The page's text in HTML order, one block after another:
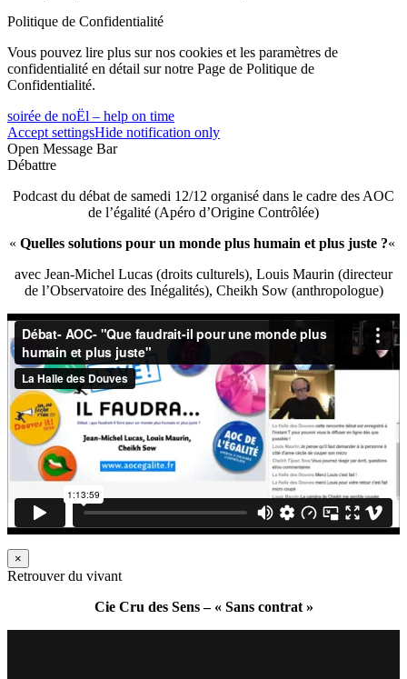
Politique de Confidentialité
Vous pouvez lire plus sur nos cookies et les paramètres de
confidentialité en détail sur notre Page de Politique de
Confidentialité.
soirée de noËl – help on time
Accept settingsHide notification only
Open Message Bar
Débattre
Podcast du débat de samedi 12/12 organisé dans le cadre des AOC
de l’égalité (Apéro d’Origine Contrôlée)
« Quelles solutions pour un monde plus humain et plus juste ?«
avec Jean-Michel Lucas (droits culturels), Louis Maurin (directeur
de l’Observatoire des Inégalités), Cheikh Sow (anthropologue)
×
Retrouver du vivant
Cie Cru des Sens – « Sans contrat »